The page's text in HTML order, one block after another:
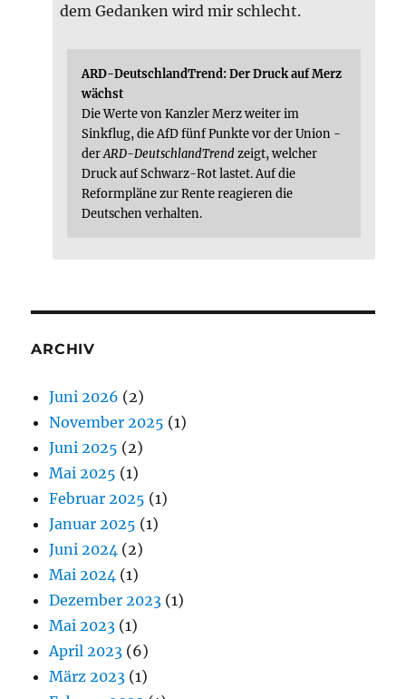
dem Gedanken wird mir schlecht.
ARD-DeutschlandTrend: Der Druck auf Merz
wächst
Die Werte von Kanzler Merz weiter im
Sinkflug, die AfD fünf Punkte vor der Union -
derARD-DeutschlandTrendzeigt, welcher
Druck auf Schwarz-Rot lastet. Auf die
Reformpläne zur Rente reagieren die
Deutschen verhalten.
ARCHIV
Juni 2026 (2)
November 2025 (1)
Juni 2025 (2)
Mai 2025 (1)
Februar 2025 (1)
Januar 2025 (1)
Juni 2024 (2)
Mai 2024 (1)
Dezember 2023 (1)
Mai 2023 (1)
April 2023 (6)
März 2023 (1)